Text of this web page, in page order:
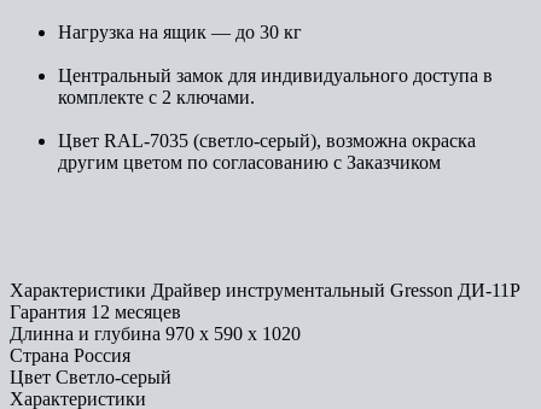
Нагрузка на ящик — до 30 кг
Центральный замок для индивидуального доступа в
комплекте с 2 ключами.
Цвет RAL-7035 (светло-серый), возможна окраска
другим цветом по согласованию с Заказчиком
Характеристики Драйвер инструментальный Gresson ДИ-11Р
Гарантия 12 месяцев
Длинна и глубина 970 х 590 х 1020
Страна Россия
Цвет Светло-серый
Характеристики